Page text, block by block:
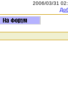
2006/03/31